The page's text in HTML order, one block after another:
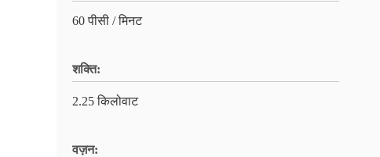
60 पीसी / मिनट
शक्ति:
2.25 किलोवाट
वज़न: